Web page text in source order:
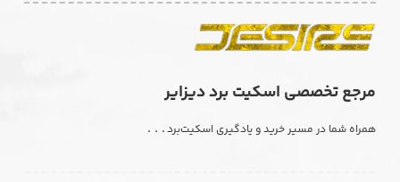
مرجع تخصصی اسکیت برد دیزایر
همراه شما در مسیر خرید و یادگیری اسکیت‌برد. . .